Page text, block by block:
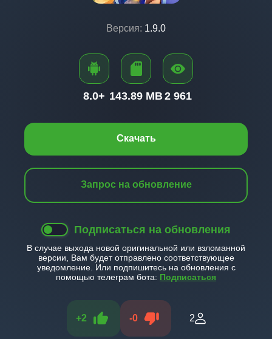
Версия: 1.9.0
Скачать
Запрос на обновление
Подписаться на обновления
В случае выхода новой оригинальной или взломанной
версии, Вам будет отправлено соответствующее
уведомление. Или подпишитесь на обновления с
помощью телеграм бота: Подписаться
+2 -0 2
8.0+ 143.89 MB2 961